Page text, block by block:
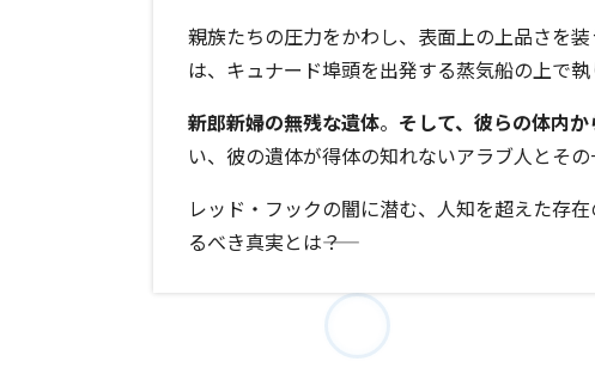
親族たちの圧力をかわし、表面上の上品さを
は、キュナード埠頭を出発する蒸気船の上で執
新郎新婦の無残な遺体。 そして、彼らの体内
い、彼の遺体が得体の知れないアラブ人とそ
レッド・フックの闇に潜む、人知を超えた存
るべき真実とは――？